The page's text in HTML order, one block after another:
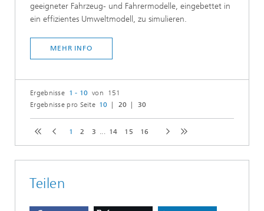
geeigneter Fahrzeug- und Fahrermodelle, eingebettet in
ein effizientes Umweltmodell, zu simulieren.
MEHR INFO
Ergebnisse 1 - 10 von 151
Ergebnisse pro Seite 10 20 30
1 2 3 14 15 16
Teilen